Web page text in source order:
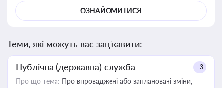
ОЗНАЙОМИТИСЯ
Теми, які можуть вас зацікавити:
Публічна (державна) служба +3
Про що тема: Про впроваджені або заплановані зміни,